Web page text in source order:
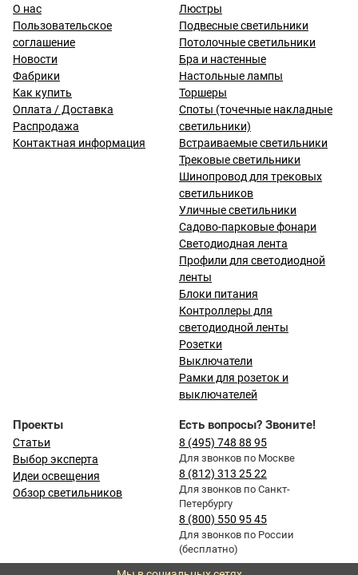
О нас
Пользовательское
соглашение
Новости
Фабрики
Как купить
Оплата / Доставка
Распродажа
Контактная информация
Люстры
Подвесные светильники
Потолочные светильники
Бра и настенные
Настольные лампы
Торшеры
Споты (точечные накладные
светильники)
Встраиваемые светильники
Трековые светильники
Шинопровод для трековых
светильников
Уличные светильники
Садово-парковые фонари
Светодиодная лента
Профили для светодиодной
ленты
Блоки питания
Контроллеры для
светодиодной ленты
Розетки
Выключатели
Рамки для розеток и
выключателей
Проекты
Статьи
Выбор эксперта
Идеи освещения
Обзор светильников
Есть вопросы? Звоните!
8 (495) 748 88 95
Для звонков по Москве
8 (812) 313 25 22
Для звонков по Санкт-
Петербургу
8 (800) 550 95 45
Для звонков по России
(бесплатно)